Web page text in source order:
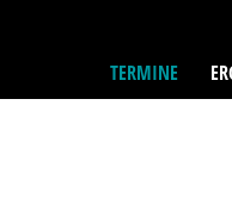
TERMINE